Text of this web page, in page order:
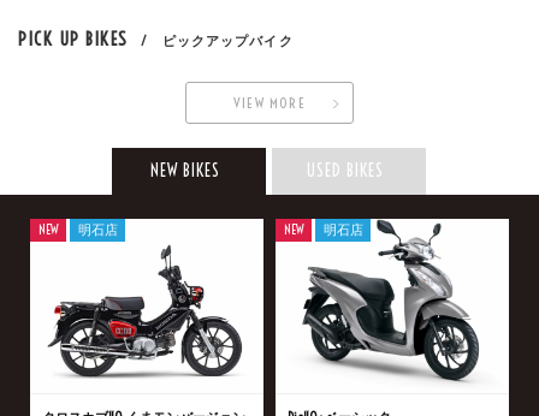
PICK UP BIKES / ピックアップバイク
VIEW MORE
NEW BIKES USED BIKES
NEW 明石店 NEW 明石店